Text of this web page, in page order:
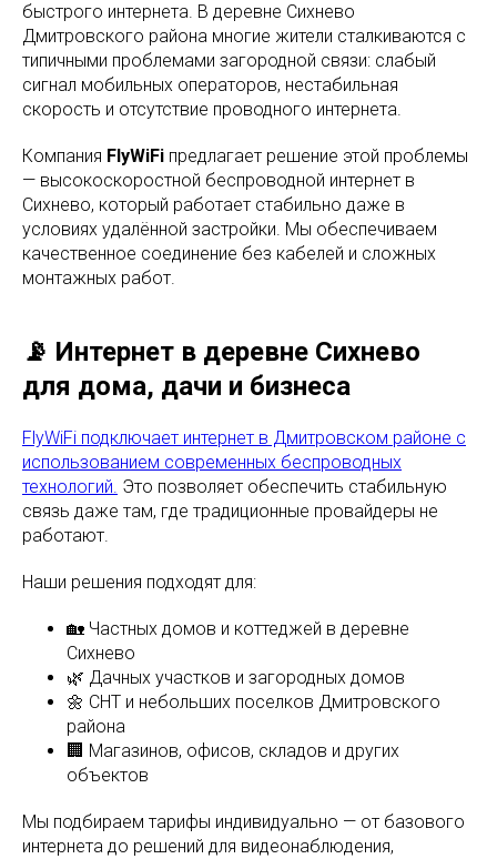
быстрого интернета. В деревне Сихнево
Дмитровского района многие жители сталкиваются с
типичными проблемами загородной связи: слабый
сигнал мобильных операторов, нестабильная
скорость и отсутствие проводного интернета.
Компания FlyWiFi предлагает решение этой проблемы
— высокоскоростной беспроводной интернет в
Сихнево, который работает стабильно даже в
условиях удалённой застройки. Мы обеспечиваем
качественное соединение без кабелей и сложных
монтажных работ.
📡 Интернет в деревне Сихнево
для дома, дачи и бизнеса
FlyWiFi подключает интернет в Дмитровском районе с
использованием современных беспроводных
технологий. Это позволяет обеспечить стабильную
связь даже там, где традиционные провайдеры не
работают.
Наши решения подходят для:
🏡 Частных домов и коттеджей в деревне
Сихнево
🌿 Дачных участков и загородных домов
🌼 СНТ и небольших поселков Дмитровского
района
🏢 Магазинов, офисов, складов и других
объектов
Мы подбираем тарифы индивидуально — от базового
интернета до решений для видеонаблюдения,